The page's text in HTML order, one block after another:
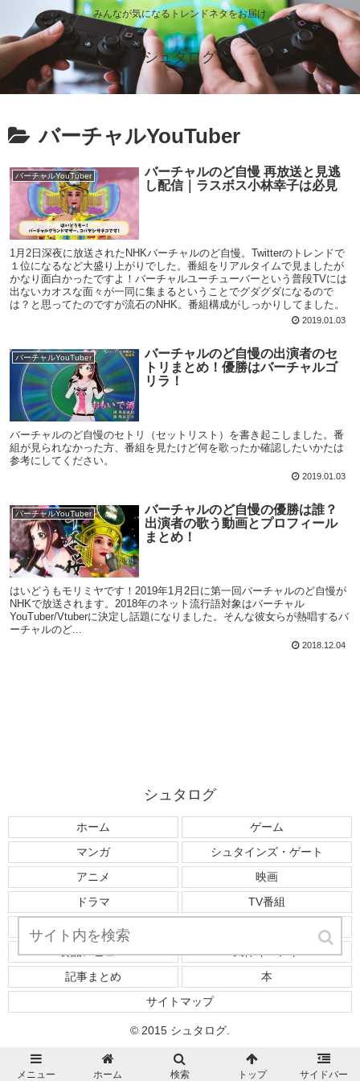
みんなが気になるトレンドネタをお届け
シュタログ
バーチャルYouTuber
バーチャルYouTuber
バーチャルのど自慢 再放送と見逃
し配信｜ラスボス小林幸子は必見
1月2日深夜に放送されたNHKバーチャルのど自慢。Twitterのトレンドで
１位になるなど大盛り上がりでした。番組をリアルタイムで見ましたが
かなり面白かったですよ！バーチャルユーチューバーという普段TVには
出ないカオスな面々が一同に集まるということでグダグダになるので
は？と思ってたのですが流石のNHK。番組構成がしっかりしてました。
2019.01.03
バーチャルYouTuber
バーチャルのど自慢の出演者のセ
トリまとめ！優勝はバーチャルゴ
リラ！
バーチャルのど自慢のセトリ（セットリスト）を書き起こしました。番
組が見られなかった方、番組を見たけど何を歌ったか確認したいかたは
参考にしてください。
2019.01.03
バーチャルYouTuber
バーチャルのど自慢の優勝は誰？
出演者の歌う動画とプロフィール
まとめ！
はいどうもモリミヤです！2019年1月2日に第一回バーチャルのど自慢が
NHKで放送されます。2018年のネット流行語対象はバーチャル
YouTuber/Vtuberに決定し話題になりました。そんな彼女らが熱唱するバ
ーチャルのど...
2018.12.04
シュタログ
ホーム
ゲーム
マンガ
シュタインズ・ゲート
アニメ
映画
ドラマ
TV番組
芸能
食品レビュー
天体イベント
記事まとめ
本
サイトマップ
© 2015 シュタログ.
メニュー ホーム 検索 トップ サイドバー